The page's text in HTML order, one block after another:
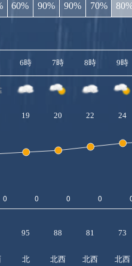
60% 90% 90% 70%
6時 7時 8時 9時
19 20 22 24
95 88 81 73
北 北西 北西 北西